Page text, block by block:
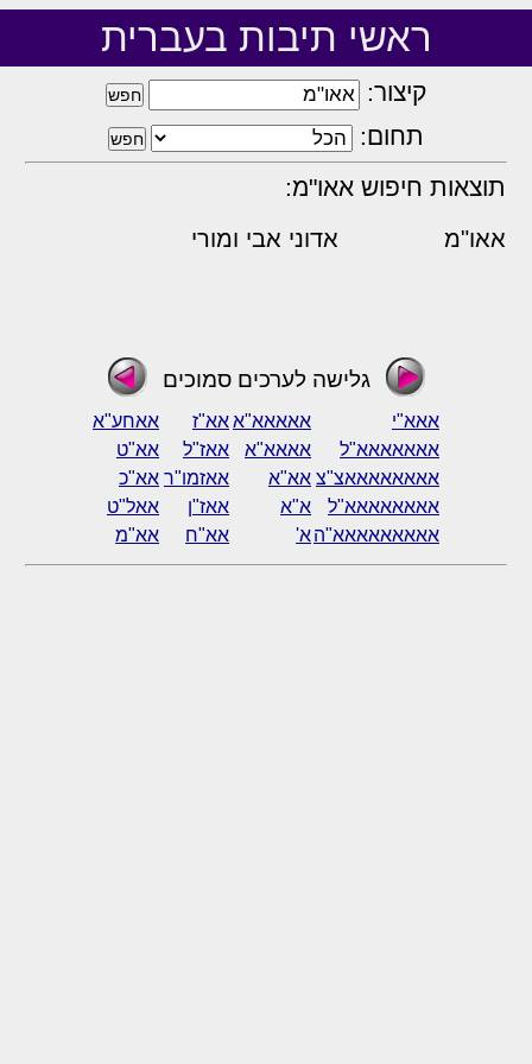
ראשי תיבות בעברית
קיצור:
תחום:
תוצאות חיפוש אאו"מ:
אאו"מ אדוני אבי ומורי
גלישה לערכים סמוכים
אאא"י אאאאא"אאא"ז
אאחע"א
אאאאאאא"ל
אאאא"א אאז"ל
אא"ט
אאאאאאאאצ"צ אא"א אאזמו"ר אא"כ
אאאאאאאא"ל
א"א אאז"ן
אאל"ט
אאאאאאאאא"הא' אא"ח אא"מ